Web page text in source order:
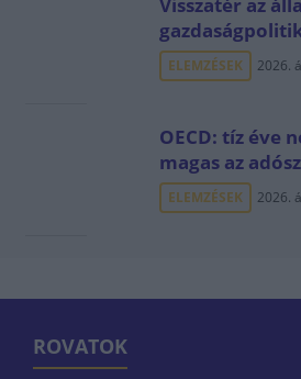
ELEMZÉSEK 2026.
OECD: tíz éve
magas az
ELEMZÉSEK 2026.
ROVATOK